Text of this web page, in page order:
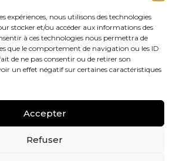
expériences, nous utilisons des technologies
stocker et/ou accéder aux informations des
à ces technologies nous permettra de
que le comportement de navigation ou les ID
de ne pas consentir ou de retirer son
un effet négatif sur certaines caractéristiques
Accepter
Refuser
COUTURE – VERT
€